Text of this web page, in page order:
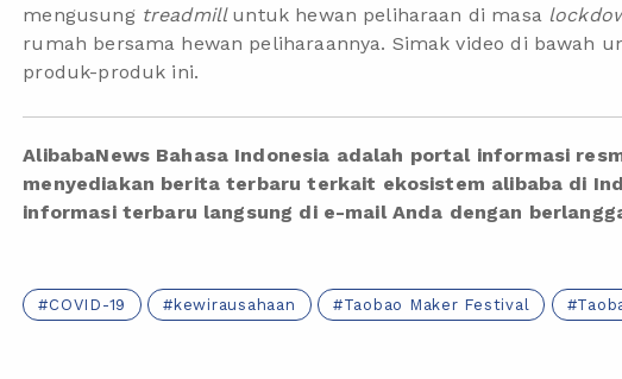
mengusung treadmill untuk hewan peliharaan di masa
rumah bersama hewan peliharaannya. Simak video di bawah
produk-produk ini.
AlibabaNews Bahasa Indonesia adalah portal informasi
menyediakan berita terbaru terkait ekosistem alibaba di
informasi terbaru langsung di e-mail Anda dengan
COVID-19 kewirausahaan Taobao Maker Festival